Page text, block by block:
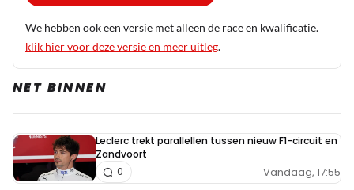
We hebben ook een versie met alleen de race en kwalificatie.
klik hier voor deze versie en meer uitleg.
NET BINNEN
Leclerc trekt parallellen tussen nieuw F1-circuit en
Zandvoort
Vandaag, 17:55
0